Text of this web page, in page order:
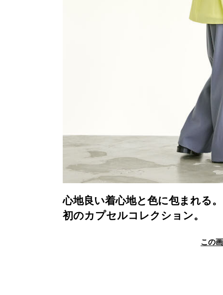
心地良い着心地と色に包まれる
初のカプセルコレクション。
この